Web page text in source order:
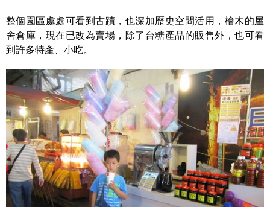
整個園區處處可看到古蹟，也深加歷史空間活用，檜木的屋
舍倉庫，現在已改為賣場，除了台糖產品的販售外，也可看
到許多特產、小吃。